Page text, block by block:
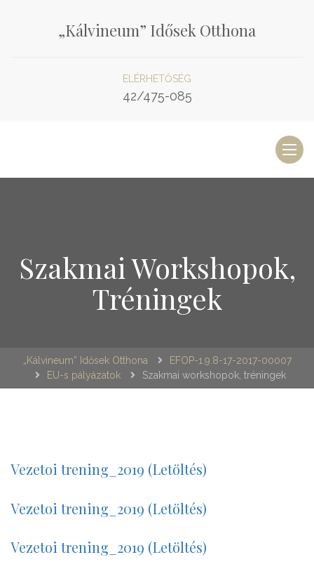
„Kálvineum” Idősek Otthona
ELÉRHETŐSÉG
42/475-085
Szakmai Workshopok,
Tréningek
„Kálvineum” Idősek Otthona
EFOP-1.9.8-17-2017-00007
EU-s pályázatok
Szakmai workshopok, tréningek
Vezetoi trening_2019 (Letöltés)
Vezetoi trening_2019 (Letöltés)
Vezetoi trening_2019 (Letöltés)